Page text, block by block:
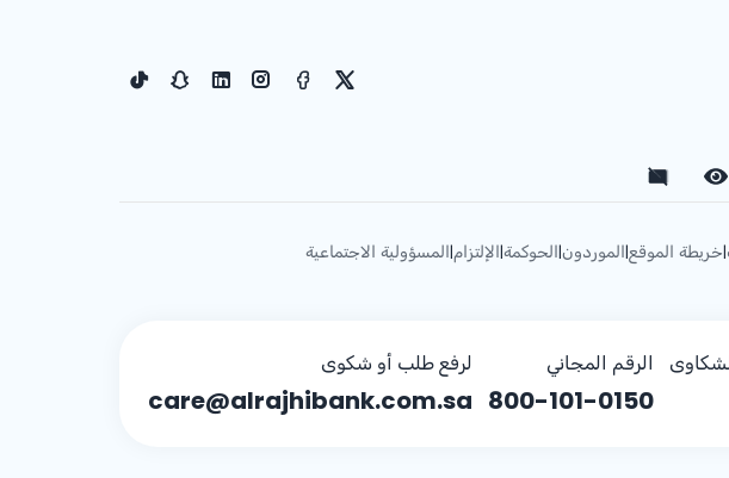
|خريطة الموقع|الموردون|الحوكمة|الإلتزام|المسؤولية الاجتماعية
الرقم المجاني
800-101-0150
لرفع طلب أو شكوى
care@alrajhibank.com.sa